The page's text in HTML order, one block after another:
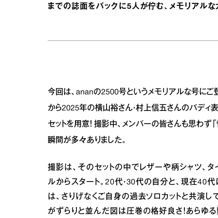
までの誌面をバックに5人が佇む、メモリアル
今回は、ananの2500号というメモリアルな号に
から2025年の横山裕さん・村上信五さんのバディ
セットを用意！ 撮影中、メンバーの皆さんも思わ
瞬間が多々ありました。
撮影は、そのセットの中でレザーや柄シャツ、
ルからスタート。20代・30代の自分と、現在40
は、さりげなくご自身の過去ソロカットと共演
がずらりと並んだ図は圧巻の格好良さ！あらゆ